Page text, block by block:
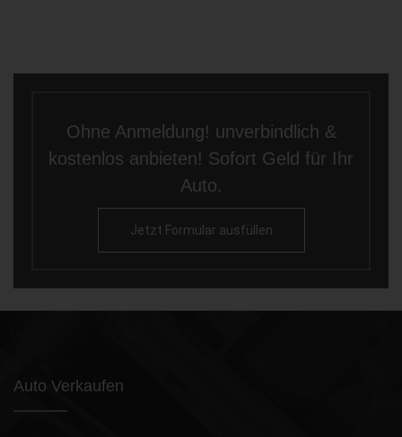
Ohne Anmeldung! unverbindlich &
kostenlos anbieten! Sofort Geld für Ihr
Auto.
Jetzt Formular ausfüllen
Auto Verkaufen